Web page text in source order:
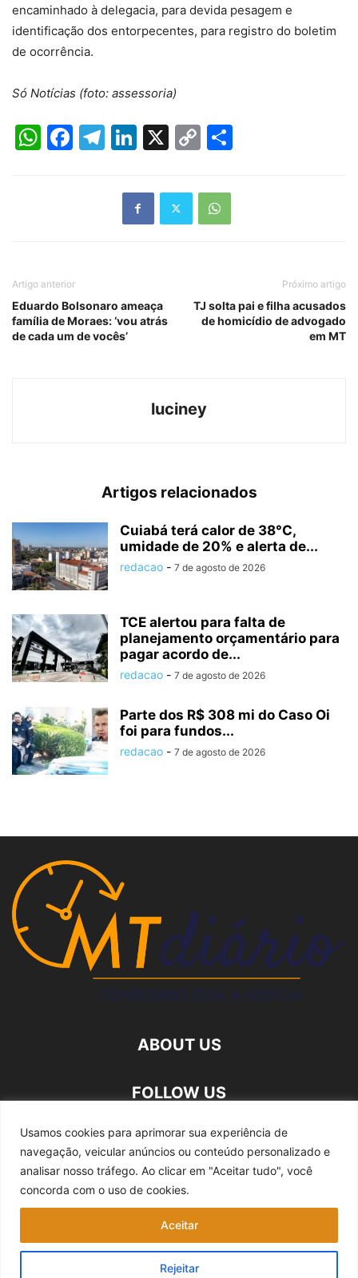
Usamos cookies para aprimorar sua experiência de
navegação, veicular anúncios ou conteúdo personalizado e
analisar nosso tráfego. Ao clicar em "Aceitar tudo", você
concorda com o uso de cookies.
Rejeitar
Aceitar
encaminhado à delegacia, para devida pesagem e
identificação dos entorpecentes, para registro do boletim
de ocorrência.
Só Notícias (foto: assessoria)
WhatsApp
Facebook
Telegram
LinkedIn
X
Copy
Artigo anterior
Eduardo Bolsonaro ameaça
família de Moraes: ‘vou atrás
de cada um de vocês’
Próximo artigo
TJ solta pai e filha acusados
de homicídio de advogado
em MT
luciney
Artigos relacionados
Cuiabá terá calor de 38°C,
umidade de 20% e alerta de...
redacao - 7 de agosto de 2026
TCE alertou para falta de
planejamento orçamentário para
pagar acordo de...
redacao - 7 de agosto de 2026
Parte dos R$ 308 mi do Caso Oi
foi para fundos...
redacao - 7 de agosto de 2026
ABOUT US
FOLLOW US
Quem somos Expediente Fale Conosco